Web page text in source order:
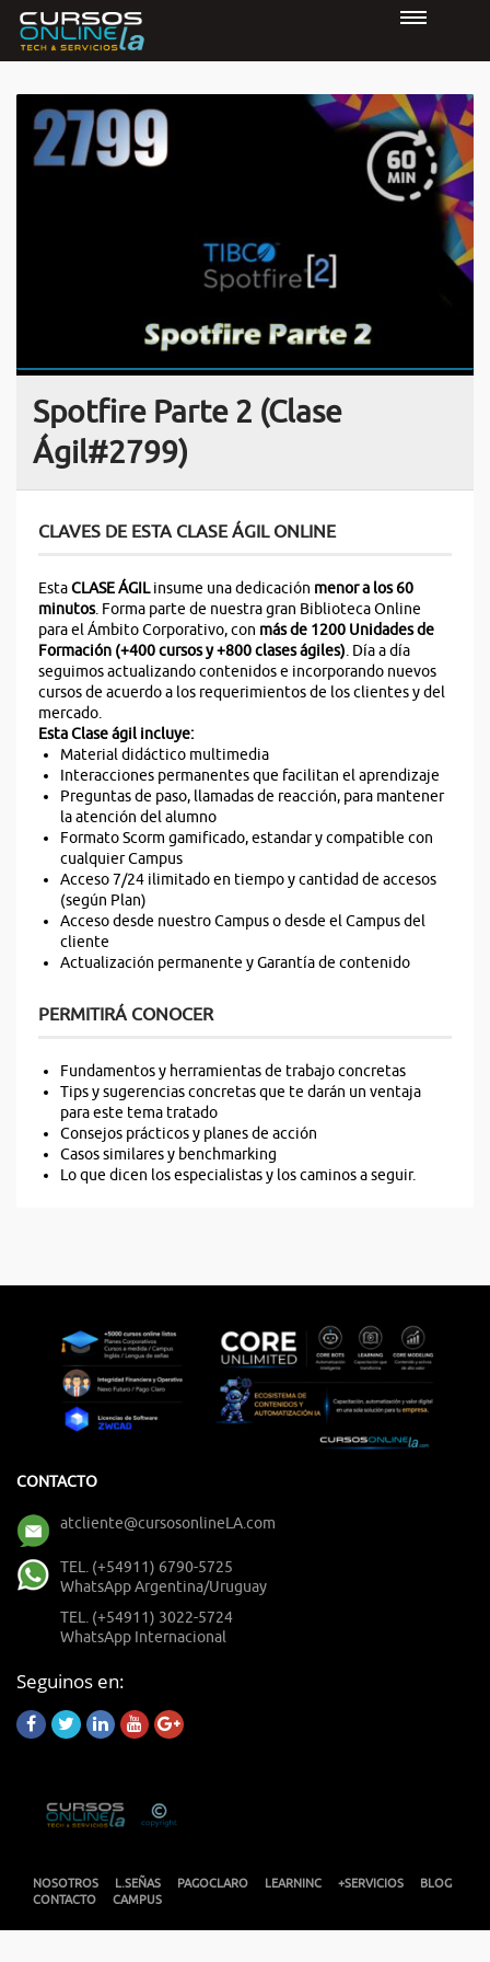
Spotfire Parte 2 (Clase
Ágil#2799)
CLAVES DE ESTA CLASE ÁGIL ONLINE
EstaCLASE ÁGILinsume una dedicación menor a los 60
minutos. Forma parte de nuestra gran Biblioteca Online
para el Ámbito Corporativo, con más de 1200 Unidades de
Formación (+400 cursos y +800 clases ágiles). Día a día
seguimos actualizando contenidos e incorporando nuevos
cursos de acuerdo a los requerimientos de los clientes y del
mercado.
Esta Clase ágil incluye:
Material didáctico multimedia
Interacciones permanentes que facilitan el aprendizaje
Preguntas de paso, llamadas de reacción, para mantener
la atención del alumno
Formato Scorm gamificado, estandar y compatible con
cualquier Campus
Acceso 7/24 ilimitado en tiempo y cantidad de accesos
(según Plan)
Acceso desde nuestro Campus o desde el Campus del
cliente
Actualización permanente y Garantía de contenido
PERMITIRÁ CONOCER
Fundamentos y herramientas de trabajo concretas
Tips y sugerencias concretas que te darán un ventaja
para este tema tratado
Consejos prácticos y planes de acción
Casos similares y benchmarking
Lo que dicen los especialistas y los caminos a seguir.
CONTACTO
atcliente@cursosonlineLA.com
TEL. (+54911) 6790-5725
WhatsApp Argentina/Uruguay
TEL. (+54911) 3022-5724
WhatsApp Internacional
Seguinos en:
NOSOTROS L.SEÑAS PAGOCLARO LEARNINC +SERVICIOS
BLOG
CONTACTO
CAMPUS